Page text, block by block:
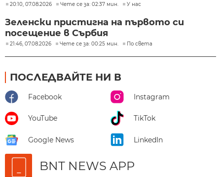
20:10, 07.08.2026 Чете се за: 02:37 мин. У нас
Зеленски пристигна на първото си
посещение в Сърбия
21:46, 07.08.2026 Чете се за: 00:25 мин. По света
ПОСЛЕДВАЙТЕ НИ В
Facebook Instagram
YouTube TikTok
Google News LinkedIn
BNT NEWS APP